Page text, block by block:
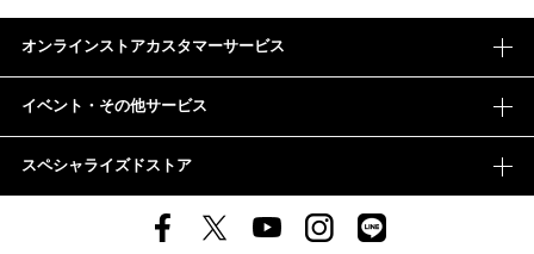
オンラインストアカスタマーサービス
イベント・その他サービス
スペシャライズドストア